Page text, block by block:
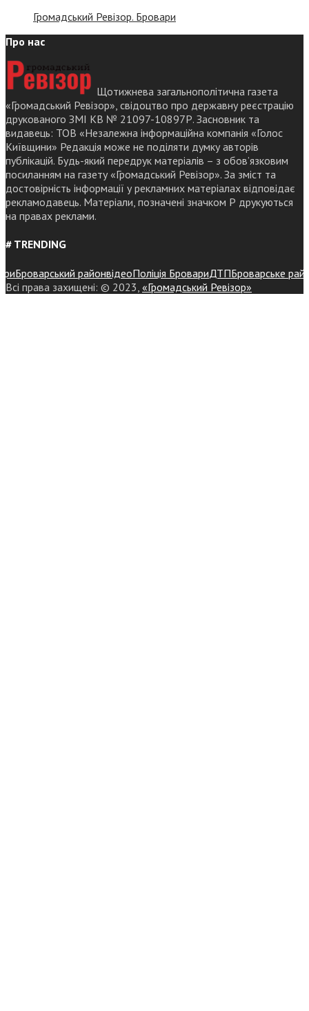
Громадський Ревізор. Бровари
Про нас
Щотижнева загальнополітична газета
«Громадський Ревізор», свідоцтво про державну реєстрацію
друкованого ЗМІ КВ № 21097-10897Р. Засновник та
видавець: ТОВ «Незалежна інформаційна компанія «Голос
Київщини» Редакція може не поділяти думку авторів
публікацій. Будь-який передрук матеріалів – з обов’язковим
посиланням на газету «Громадський Ревізор». За зміст та
достовірність інформації у рекламних матеріалах відповідає
рекламодавець. Матеріали, позначені значком Р друкуються
на правах реклами.
# TRENDING
Броварський районвідеоПоліція БровариДТПБроварське
Всі права захищені: © 2023, «Громадський Ревізор»